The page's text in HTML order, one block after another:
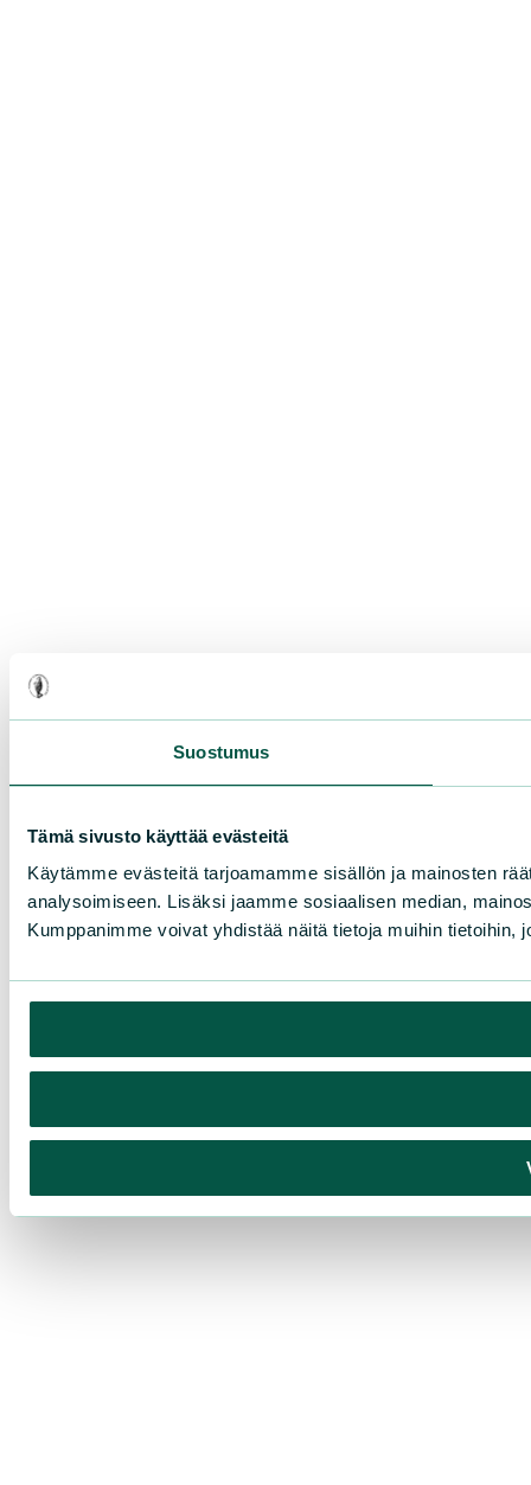
Suostumus
Tämä sivusto käyttää evästeitä
Käytämme evästeitä tarjoamamme sisällön ja mainosten
analysoimiseen. Lisäksi jaamme sosiaalisen median,
Kumppanimme voivat yhdistää näitä tietoja muihin tietoihin,